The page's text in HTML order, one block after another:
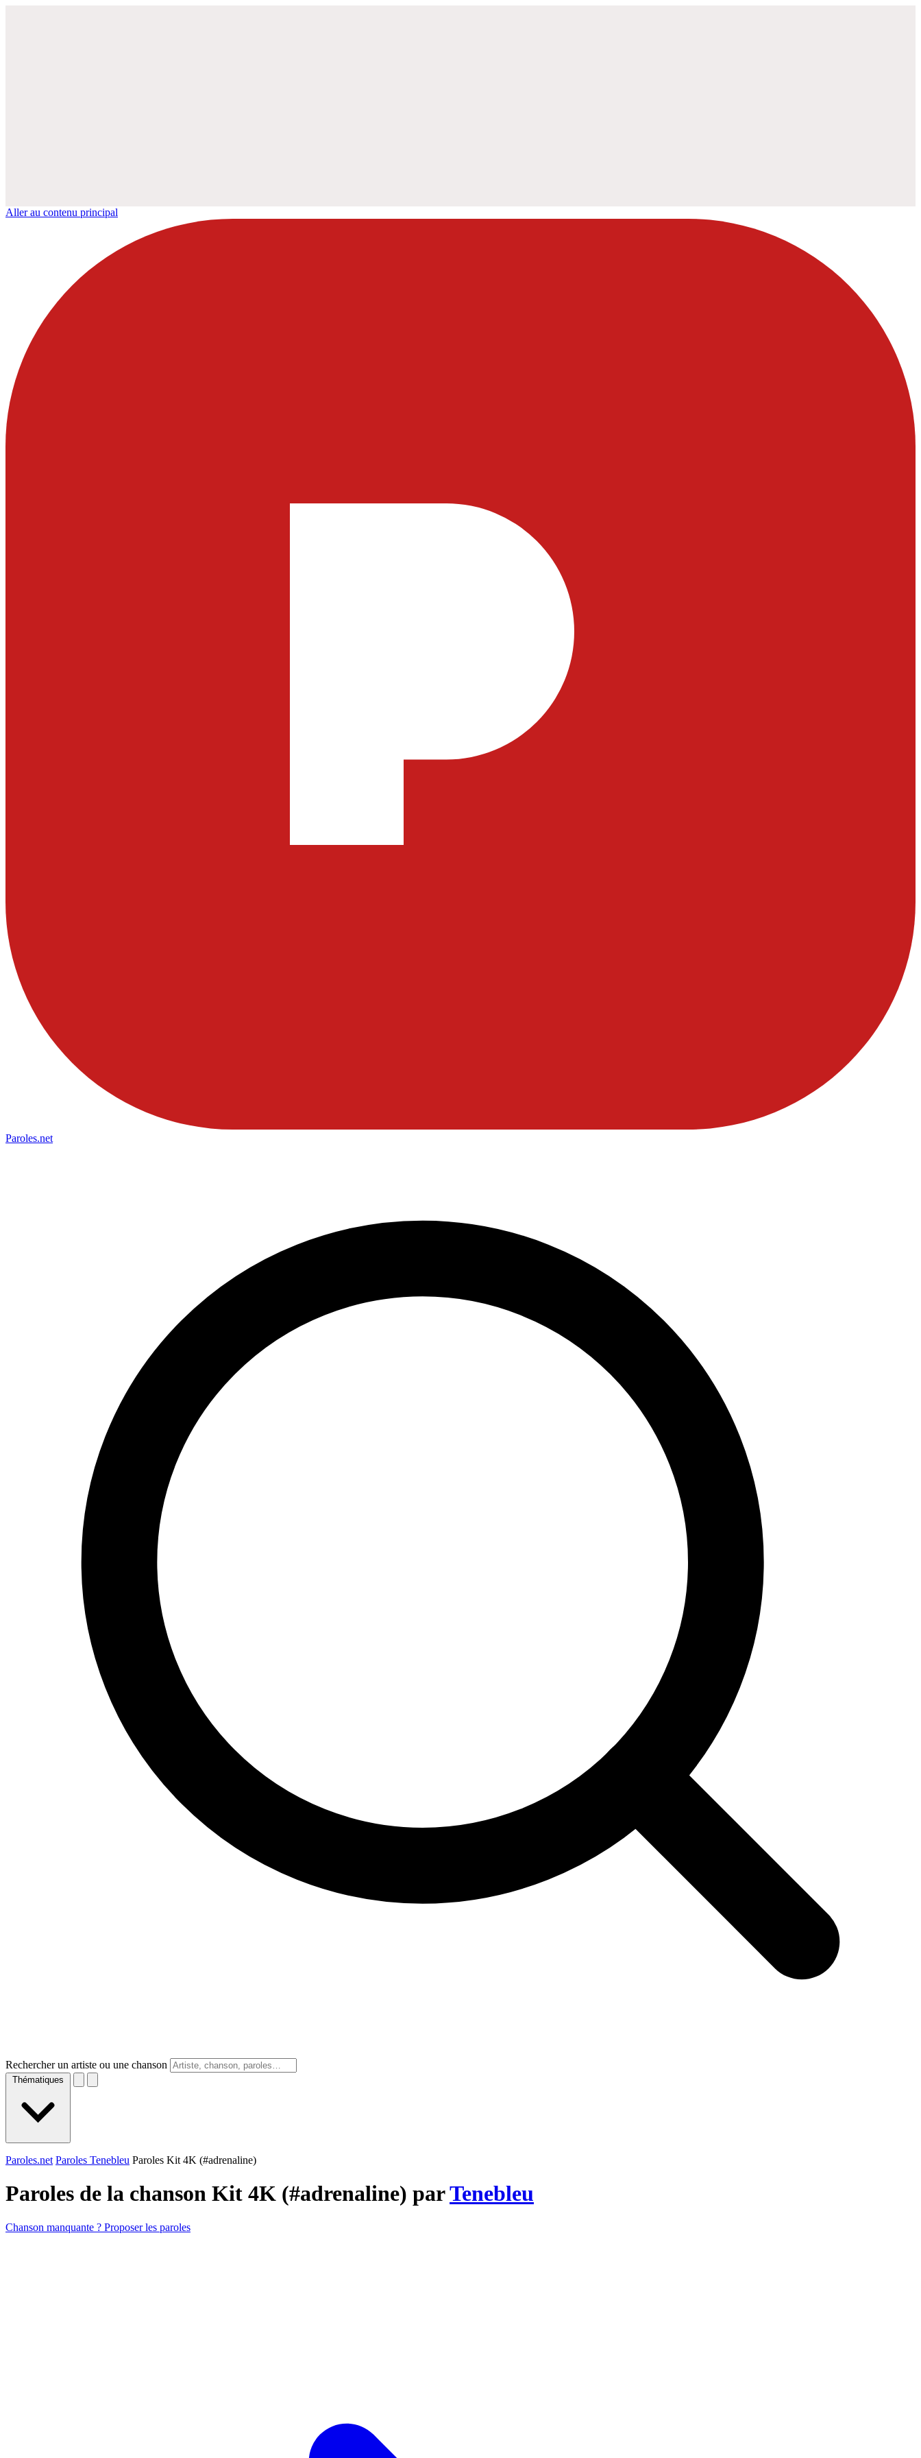
Aller au contenu principal
Paroles.net
Rechercher un artiste ou une chanson
Thématiques
Paroles.net Paroles Tenebleu Paroles Kit 4K (#adrenaline)
Paroles de la chanson Kit 4K (#adrenaline) parTenebleu
Chanson manquante ? Proposer les paroles